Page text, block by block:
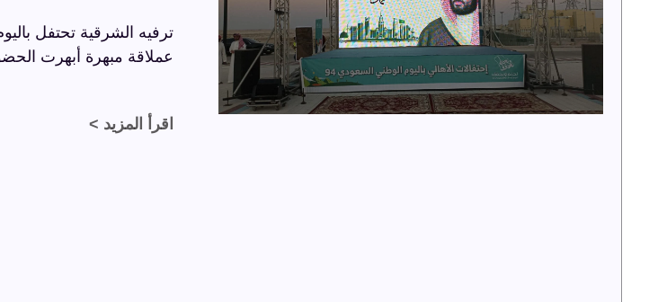
عملاقة مبهرة أبهرت
اقرأ المزيد >